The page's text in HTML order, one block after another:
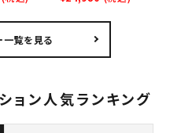
シックロゴ 6パネルキ
ャップ ブラック
一覧を見る
ョン人気ランキング